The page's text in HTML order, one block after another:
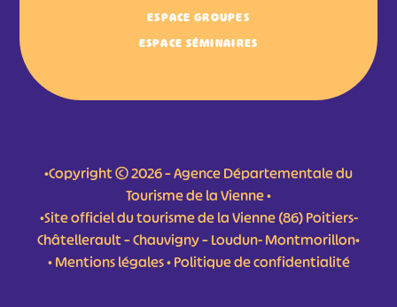
ESPACE GROUPES
ESPACE SÉMINAIRES
•Copyright © 2026 – Agence Départementale du
Tourisme de la Vienne •
•Site officiel du tourisme de la Vienne (86) Poitiers-
Châtellerault – Chauvigny – Loudun- Montmorillon•
•Mentions légales•Politique de confidentialité